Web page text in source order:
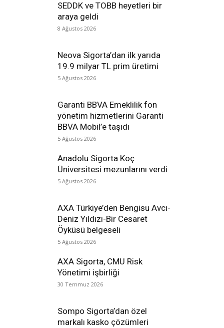
SEDDK ve TOBB heyetleri bir
araya geldi
8 Ağustos 2026
Neova Sigorta’dan ilk yarıda
19.9 milyar TL prim üretimi
5 Ağustos 2026
Garanti BBVA Emeklilik fon
yönetim hizmetlerini Garanti
BBVA Mobil’e taşıdı
5 Ağustos 2026
Anadolu Sigorta Koç
Üniversitesi mezunlarını verdi
5 Ağustos 2026
AXA Türkiye’den Bengisu Avcı-
Deniz Yıldızı-Bir Cesaret
Öyküsü belgeseli
5 Ağustos 2026
AXA Sigorta, CMU Risk
Yönetimi işbirliği
30 Temmuz 2026
Sompo Sigorta’dan özel
markalı kasko çözümleri